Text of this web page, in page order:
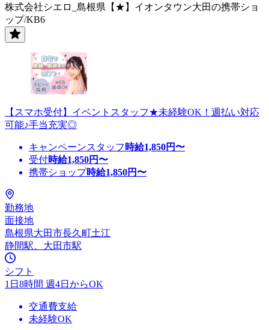
株式会社シエロ_島根県【★】イオンタウン大田の携帯ショ
ップ/KB6
【スマホ受付】イベントスタッフ★未経験OK！週払い対応
可能♪手当充実◎
キャンペーンスタッフ 時給1,850円〜
受付時給1,850円〜
携帯ショップ時給1,850円〜
勤務地
面接地
島根県大田市長久町土江
静間駅、大田市駅
シフト
1日8時間 週4日からOK
交通費支給
未経験OK